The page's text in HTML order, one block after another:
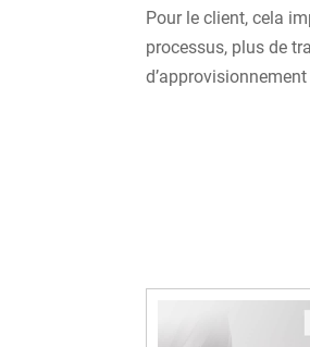
Pour le client, cela
processus, plus de